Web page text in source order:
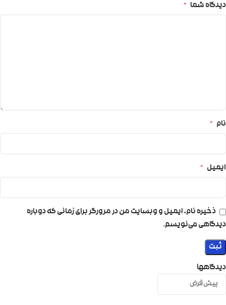
دیدگاهها
دیدگاه شما *
نام *
ایمیل *
ذخیره نام، ایمیل و وبسایت من در مرورگر برای زمانی که دوباره
دیدگاهی می‌نویسم.